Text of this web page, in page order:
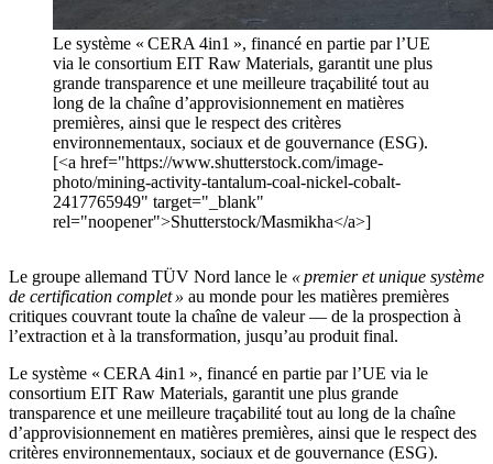
Le système « CERA 4in1 », financé en partie par l’UE
via le consortium EIT Raw Materials, garantit une plus
grande transparence et une meilleure traçabilité tout au
long de la chaîne d’approvisionnement en matières
premières, ainsi que le respect des critères
environnementaux, sociaux et de gouvernance (ESG).
[<a href="https://www.shutterstock.com/image-
photo/mining-activity-tantalum-coal-nickel-cobalt-
2417765949" target="_blank"
rel="noopener">Shutterstock/Masmikha</a>]
Le groupe allemand TÜV Nord lance le « premier et unique système
de certification complet » au monde pour les matières premières
critiques couvrant toute la chaîne de valeur — de la prospection à
l’extraction et à la transformation, jusqu’au produit final.
Le système « CERA 4in1 », financé en partie par l’UE via le
consortium EIT Raw Materials, garantit une plus grande
transparence et une meilleure traçabilité tout au long de la chaîne
d’approvisionnement en matières premières, ainsi que le respect des
critères environnementaux, sociaux et de gouvernance (ESG).